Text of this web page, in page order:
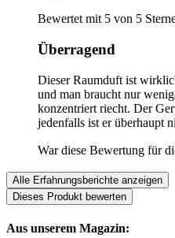
Bewertet mit 5 von 5
Überragend
Dieser Raumduft ist
und man braucht nur
konzentriert riecht. Der
jedenfalls ist er überhaupt
War diese Bewertung für
Alle Erfahrungsberichte anzeigen
Dieses Produkt bewerten
Aus unserem Magazin: